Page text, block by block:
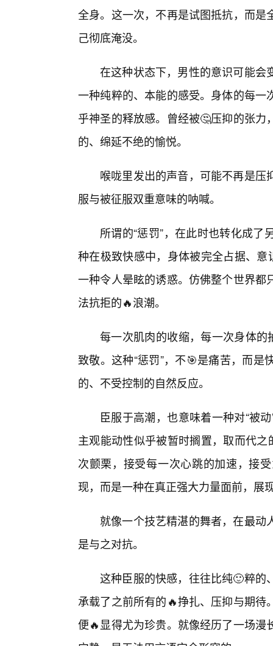
全身。这一次，不再是试图抵抗，而
己彻底淹没。
在这种状态下，男性的意识可能会
一种纯粹的、本能的感受。身体的每
乎神圣的释放感。曾经被🤔压抑的张
的、绵延不绝的愉悦。
喉咙里发出的声音，可能不再是
服与被征服双重意味的呐喊。
所谓的“惩罚”，在此时也转化成
种在极致快感中，身体被完全占据、
一种令人晕眩的诱惑。仿佛整个世界
法抗拒的🔥浪潮。
每一次肌肉的收缩，每一次身体的
致敬。这种“惩罚”，不🎯是痛苦，而
的、不受控制的自然反应。
臣服于高潮，也意味着一种对“被
主观能动性似乎被暂时搁置，取而代
次颤栗，接受每一次心跳的加速，接
现，而是一种在真正强大力量面前，展
就像一个技艺精湛的舞者，在最
是与之对抗。
这种臣服的快感，往往比纯🙂粹的
承载了之前所有的🔥挣扎、压抑与期
便🔥显得尤为珍贵。就像经历了一场